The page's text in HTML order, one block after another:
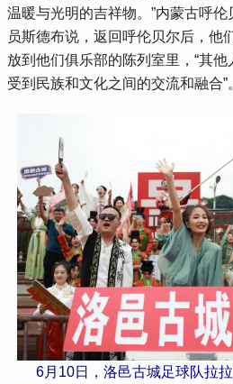
温暖与光明的吉祥物。”内蒙古呼
员斯德布说，返回呼伦贝尔后，他
放到他们俱乐部的陈列室里，“其
受到民族和文化之间的交流和融合”
6月10日，洛邑古城足球队拉拉